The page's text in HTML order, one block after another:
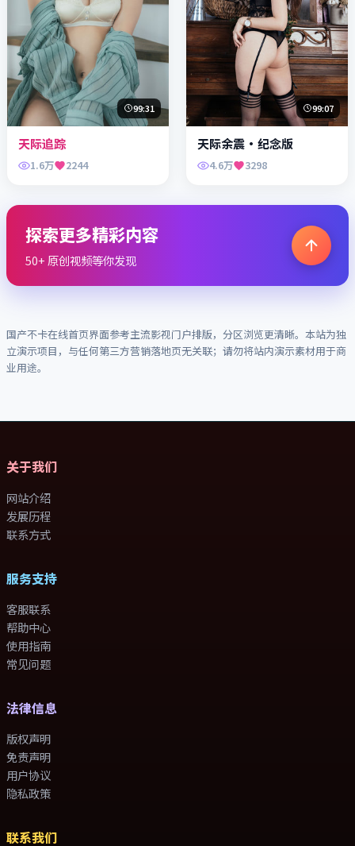
99:31
天际追踪
1.6万 2244
99:07
天际余震·纪念版
4.6万 3298
探索更多精彩内容
50+ 原创视频等你发现
国产不卡在线首页界面参考主流影视门户排版，分区浏览更清晰。本站为独
立演示项目，与任何第三方营销落地页无关联；请勿将站内演示素材用于商
业用途。
关于我们
网站介绍
发展历程
联系方式
服务支持
客服联系
帮助中心
使用指南
常见问题
法律信息
版权声明
免责声明
用户协议
隐私政策
联系我们